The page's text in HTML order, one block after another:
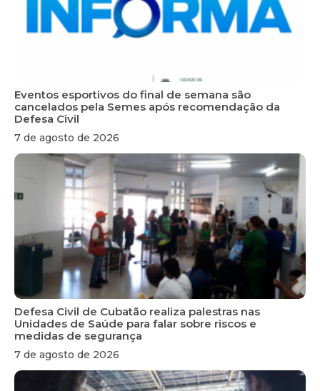
Eventos esportivos do final de semana são
cancelados pela Semes após recomendação da
Defesa Civil
7 de agosto de 2026
Defesa Civil de Cubatão realiza palestras nas
Unidades de Saúde para falar sobre riscos e
medidas de segurança
7 de agosto de 2026